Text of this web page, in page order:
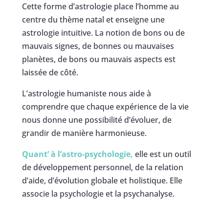
Cette forme d’astrologie place l’homme au
centre du thème natal et enseigne une
astrologie intuitive. La notion de bons ou de
mauvais signes, de bonnes ou mauvaises
planètes, de bons ou mauvais aspects est
laissée de côté.
L’astrologie humaniste nous aide à
comprendre que chaque expérience de la vie
nous donne une possibilité d’évoluer, de
grandir de manière harmonieuse.
Quant’ à l’astro-psychologie, elle est un outil
de développement personnel, de la relation
d’aide, d’évolution globale et holistique. Elle
associe la psychologie et la psychanalyse.